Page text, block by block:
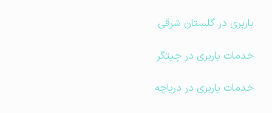
باربری در گلستان شرقی
خدمات باربری در چیتگر
خدمات باربری در دریاچه